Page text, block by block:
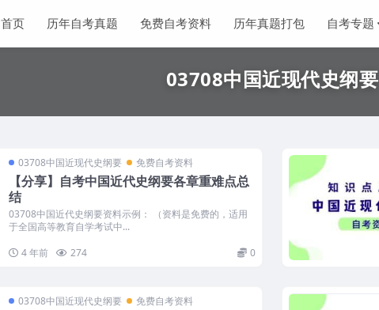
首页 历年自考真题 免费自考资料 历年真题打包 自考专题
03708中国近现代史纲要
03708中国近现代史纲要 免费自考资料
【分享】自考中国近代史纲要各章重难点总
结
03708中国近代史纲要资料示例： （资料是免费的，适用
于全国高等教育自学考试中...
4 年前
274 0
03708中国近现代史纲要 免费自考资料